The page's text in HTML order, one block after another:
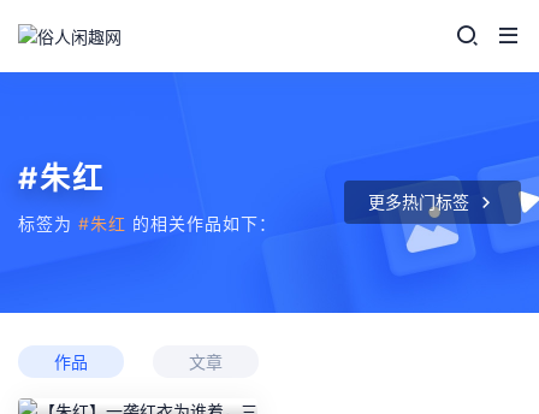
#朱红
标签为 #朱红 的相关作品如下：
更多热门标签
作品 文章